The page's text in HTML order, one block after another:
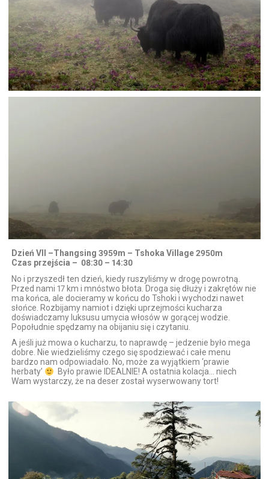
Dzień VII –Thangsing 3959m – Tshoka Village 2950m
Czas przejścia – 08:30 – 14:30
No i przyszedł ten dzień, kiedy ruszyliśmy w drogę powrotną.
Przed nami 17 km i mnóstwo błota. Droga się dłuży i zakrętów nie
ma końca, ale docieramy w końcu do Tshoki i wychodzi nawet
słońce. Rozbijamy namiot i dzięki uprzejmości kucharza
doświadczamy luksusu umycia włosów w gorącej wodzie.
Popołudnie spędzamy na obijaniu się i czytaniu.
A jeśli już mowa o kucharzu, to naprawdę – jedzenie było mega
dobre. Nie wiedzieliśmy czego się spodziewać i całe menu
bardzo nam odpowiadało. No, może za wyjątkiem ‘prawie
herbaty’
Było prawie IDEALNIE! A ostatnia kolacja… niech
Wam wystarczy, że na deser został wyserwowany tort!